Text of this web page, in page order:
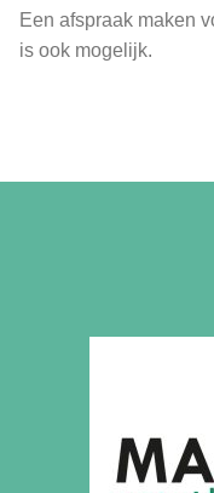
Een afspraak maken
is ook mogelijk.